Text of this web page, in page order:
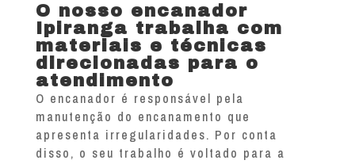
O nosso encanador
Ipiranga trabalha com
materiais e técnicas
direcionadas para o
atendimento
O encanador é responsável pela
manutenção do encanamento que
apresenta irregularidades. Por conta
disso, o seu trabalho é voltado para a